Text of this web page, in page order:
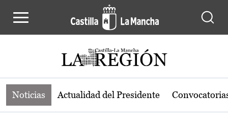
Noticias de la región de Castilla-La
Noticias Actualidad del Presidente